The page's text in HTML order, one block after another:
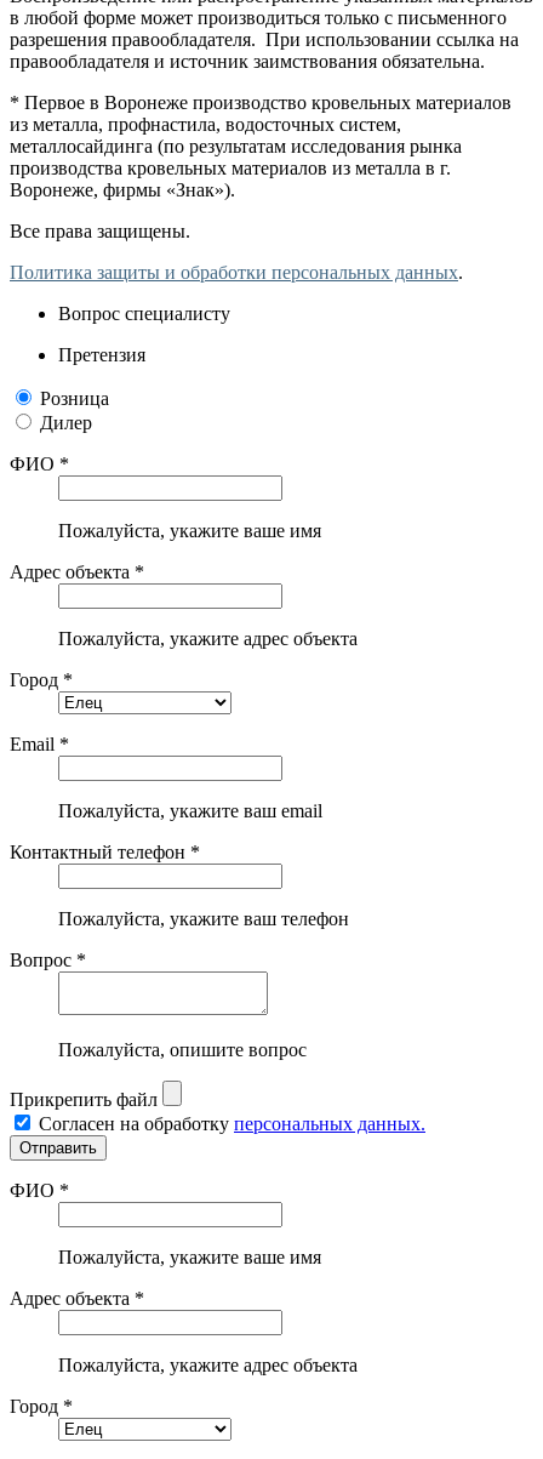
в любой форме может производиться только с письменного
разрешения правообладателя. При использовании ссылка на
правообладателя и источник заимствования обязательна.
* Первое в Воронеже производство кровельных материалов
из металла, профнастила, водосточных систем,
металлосайдинга (по результатам исследования рынка
производства кровельных материалов из металла в г.
Воронеже, фирмы «Знак»).
Все права защищены.
Политика защиты и обработки персональных данных.
Вопрос специалисту
Претензия
Розница
Дилер
ФИО *
Пожалуйста, укажите ваше имя
Адрес объекта *
Пожалуйста, укажите адрес объекта
Город *
Email *
Пожалуйста, укажите ваш email
Контактный телефон *
Пожалуйста, укажите ваш телефон
Вопрос *
Пожалуйста, опишите вопрос
Прикрепить файл
Согласен на обработку персональных данных.
ФИО *
Пожалуйста, укажите ваше имя
Адрес объекта *
Пожалуйста, укажите адрес объекта
Город *